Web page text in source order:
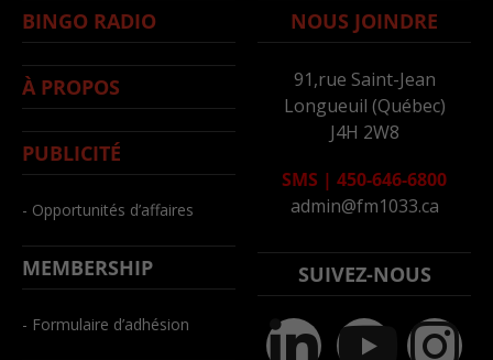
BINGO RADIO
À PROPOS
PUBLICITÉ
- Opportunités d’affaires
MEMBERSHIP
- Formulaire d’adhésion
NOUS JOINDRE
91,rue Saint-Jean
Longueuil (Québec)
J4H 2W8
SMS | 450-646-6800
admin@fm1033.ca
SUIVEZ-NOUS